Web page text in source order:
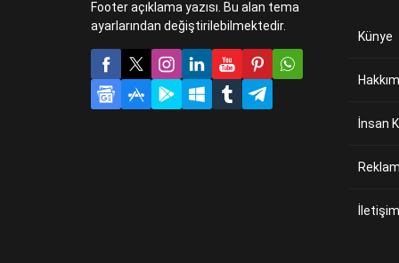
Footer açıklama yazısı. Bu alan tema
ayarlarından değiştirilebilmektedir.
Künye
İnsan
İletişim